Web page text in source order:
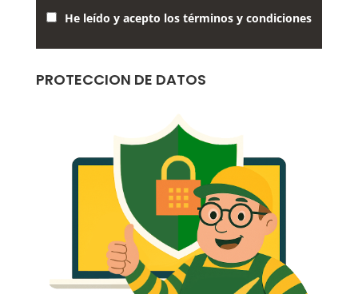
He leído y acepto los términos y condiciones
PROTECCION DE DATOS